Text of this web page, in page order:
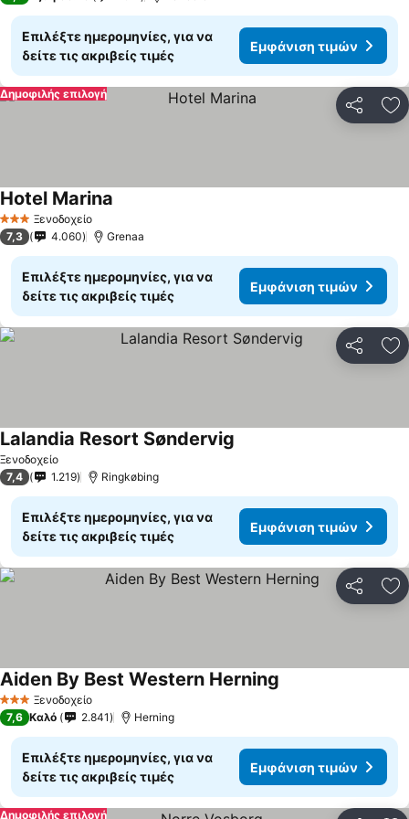
Επιλέξτε ημερομηνίες, για να
δείτε τις ακριβείς τιμές
Εμφάνιση τιμών
Δημοφιλής επιλογή
3 ΑστέριαΞενοδοχείο
Hotel Marina
7,3 4.060 Grenaa
Επιλέξτε ημερομηνίες, για να
δείτε τις ακριβείς τιμές
Εμφάνιση τιμών
Ξενοδοχείο
Lalandia Resort Søndervig
7,4 1.219 Ringkøbing
Επιλέξτε ημερομηνίες, για να
δείτε τις ακριβείς τιμές
Εμφάνιση τιμών
3 ΑστέριαΞενοδοχείο
Aiden By Best Western Herning
7,6 Καλό 2.841 Herning
Επιλέξτε ημερομηνίες, για να
δείτε τις ακριβείς τιμές
Εμφάνιση τιμών
Δημοφιλής επιλογή